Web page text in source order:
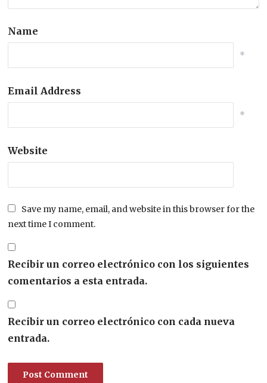
Name
*
Email Address
*
Website
Save my name, email, and website in this browser for the
next time I comment.
Recibir un correo electrónico con los siguientes
comentarios a esta entrada.
Recibir un correo electrónico con cada nueva
entrada.